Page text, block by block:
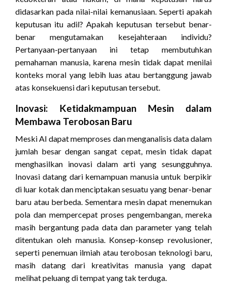
didasarkan pada nilai-nilai kemanusiaan. Seperti apakah
keputusan itu adil? Apakah keputusan tersebut benar-
benar mengutamakan kesejahteraan individu?
Pertanyaan-pertanyaan ini tetap membutuhkan
pemahaman manusia, karena mesin tidak dapat menilai
konteks moral yang lebih luas atau bertanggung jawab
atas konsekuensi dari keputusan tersebut.
Inovasi: Ketidakmampuan Mesin dalam
Membawa Terobosan Baru
Meski AI dapat memproses dan menganalisis data dalam
jumlah besar dengan sangat cepat, mesin tidak dapat
menghasilkan inovasi dalam arti yang sesungguhnya.
Inovasi datang dari kemampuan manusia untuk berpikir
di luar kotak dan menciptakan sesuatu yang benar-benar
baru atau berbeda. Sementara mesin dapat menemukan
pola dan mempercepat proses pengembangan, mereka
masih bergantung pada data dan parameter yang telah
ditentukan oleh manusia. Konsep-konsep revolusioner,
seperti penemuan ilmiah atau terobosan teknologi baru,
masih datang dari kreativitas manusia yang dapat
melihat peluang di tempat yang tak terduga.